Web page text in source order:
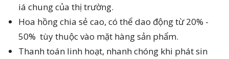
iá chung của thị trường.
Hoa hồng chia sẻ cao, có thể dao động từ 20% -
50% tùy thuộc vào mặt hàng sản phẩm.
Thanh toán linh hoạt, nhanh chóng khi phát sin